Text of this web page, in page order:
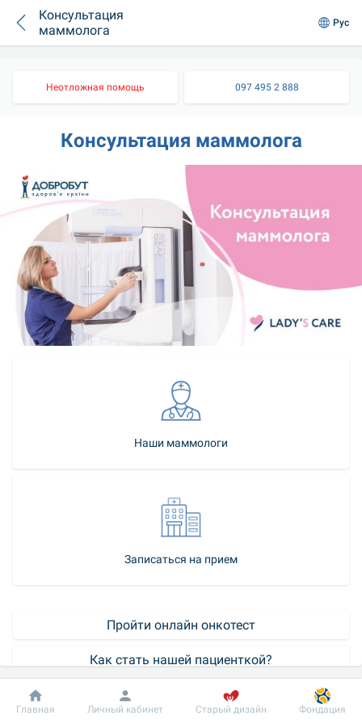
Консультация
маммолога
Рус
Неотложная помощь 097 495 2 888
Консультация маммолога
Наши маммологи
Записаться на прием
Пройти онлайн онкотест
Как стать нашей пациенткой?
Контакт-центр
Добробут
Информация Пациенту
Главная Личный кабинет Старый дизайн Фондация